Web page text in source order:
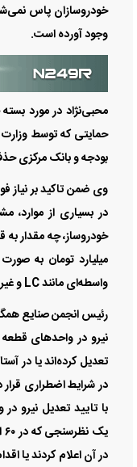
خودروسازان پاس
وجود آورده است.
محبی‌نژاد در مورد
حمایتی که توسط
بودجه و بانک مرکزی
وی ضمن تاکید بر نیاز
در بسیاری از
میلیارد تومان به
واسطه‌ای مانند LC و غیره.
رئیس انجمن صنایع
تعدیل کرده‌اند یا در
در شرایط اضطراری
با تایید تعدیل نیرو
در آن اعلام کردند یا